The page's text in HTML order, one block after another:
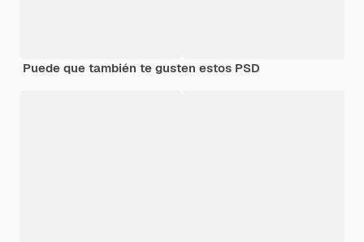
Puede que también te gusten estos PSD